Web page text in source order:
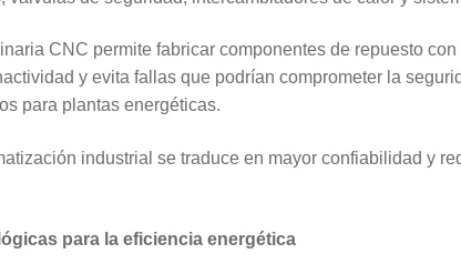
CNC permite fabricar componentes de repuesto
y evita fallas que podrían comprometer la
para plantas energéticas.
industrial se traduce en mayor confiabilidad y
para la eficiencia energética